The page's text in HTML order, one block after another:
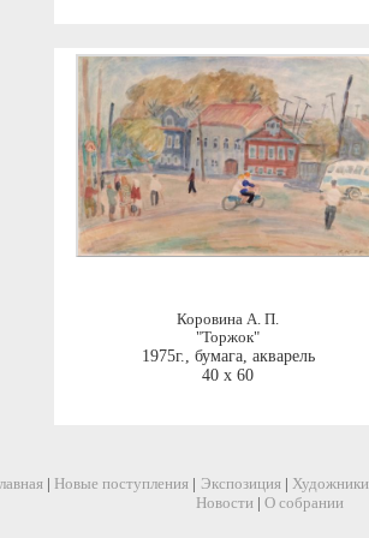
Коровина А. П.
"Торжок"
1975г., бумага, акварель
40 x 60
Новые поступления Экспозиция Художники
Новости
О собрании